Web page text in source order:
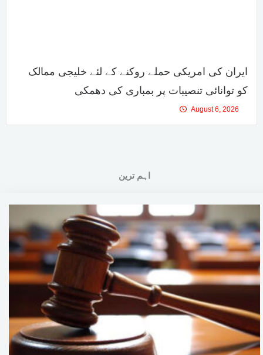
ایران کی امریکی حملے روکنے کے لئے خلیجی ممالک
کو توانائی تنصیبات پر بمباری کی دھمکی
August 6, 2026
اہم ترین